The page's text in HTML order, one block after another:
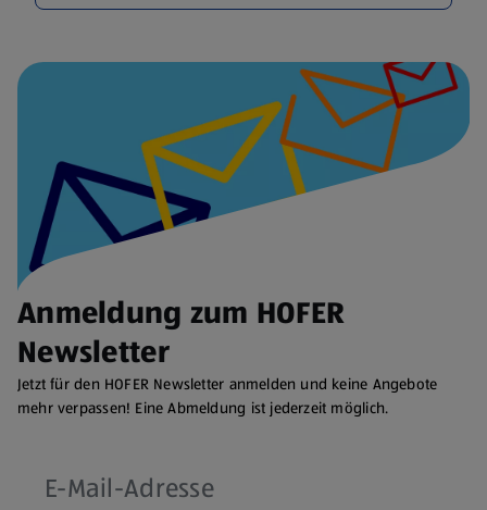
Anmeldung zum HOFER
Newsletter
Jetzt für den HOFER Newsletter anmelden und keine Angebote
mehr verpassen! Eine Abmeldung ist jederzeit möglich.